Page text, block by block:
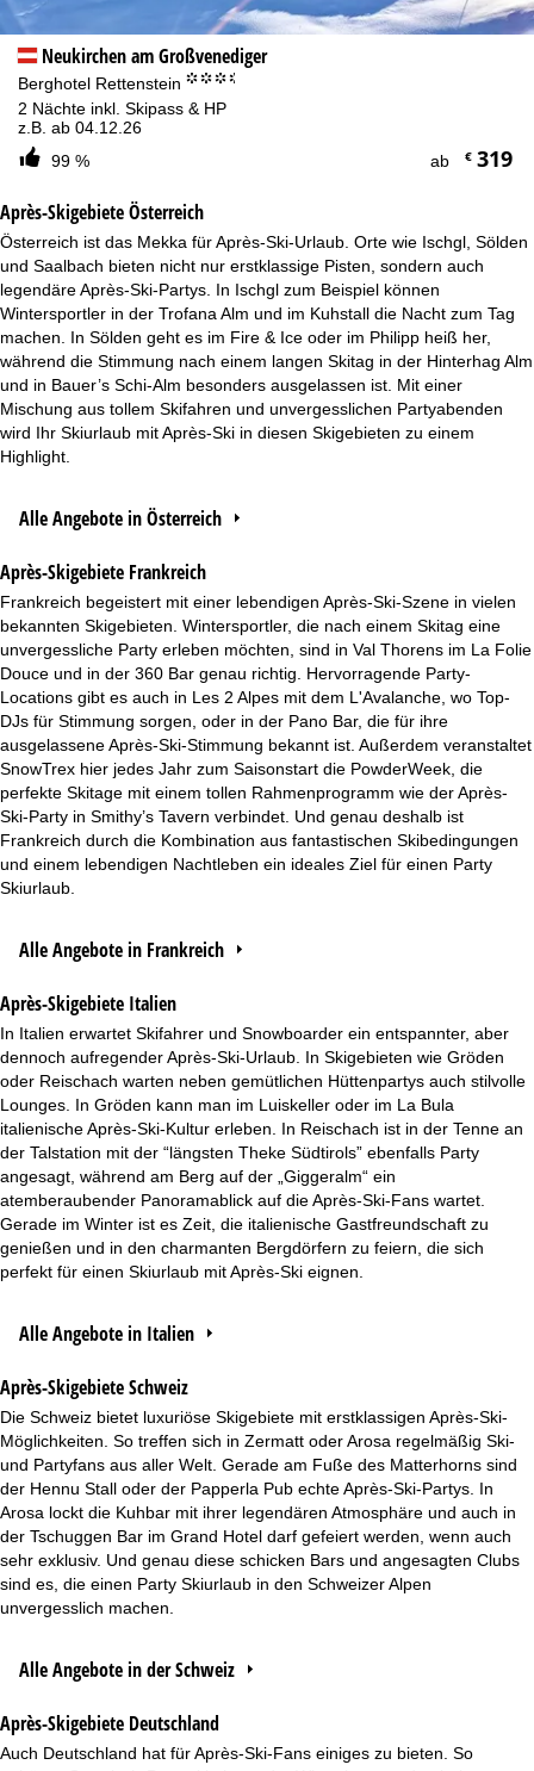
Neukirchen am Großvenediger
Berghotel Rettenstein °°°.
2 Nächte inkl. Skipass & HP
z.B. ab 04.12.26
99 %
ab €319
Après-Skigebiete Österreich
Österreich ist das Mekka für Après-Ski-Urlaub. Orte wie Ischgl, Sölden
und Saalbach bieten nicht nur erstklassige Pisten, sondern auch
legendäre Après-Ski-Partys. In Ischgl zum Beispiel können
Wintersportler in der Trofana Alm und im Kuhstall die Nacht zum Tag
machen. In Sölden geht es im Fire & Ice oder im Philipp heiß her,
während die Stimmung nach einem langen Skitag in der Hinterhag Alm
und in Bauer’s Schi-Alm besonders ausgelassen ist. Mit einer
Mischung aus tollem Skifahren und unvergesslichen Partyabenden
wird Ihr Skiurlaub mit Après-Ski in diesen Skigebieten zu einem
Highlight.
Alle Angebote in Österreich
Après-Skigebiete Frankreich
Frankreich begeistert mit einer lebendigen Après-Ski-Szene in vielen
bekannten Skigebieten. Wintersportler, die nach einem Skitag eine
unvergessliche Party erleben möchten, sind in Val Thorens im La Folie
Douce und in der 360 Bar genau richtig. Hervorragende Party-
Locations gibt es auch in Les 2 Alpes mit dem L'Avalanche, wo Top-
DJs für Stimmung sorgen, oder in der Pano Bar, die für ihre
ausgelassene Après-Ski-Stimmung bekannt ist. Außerdem veranstaltet
SnowTrex hier jedes Jahr zum Saisonstart die PowderWeek, die
perfekte Skitage mit einem tollen Rahmenprogramm wie der Après-
Ski-Party in Smithy’s Tavern verbindet. Und genau deshalb ist
Frankreich durch die Kombination aus fantastischen Skibedingungen
und einem lebendigen Nachtleben ein ideales Ziel für einen Party
Skiurlaub.
Alle Angebote in Frankreich
Après-Skigebiete Italien
In Italien erwartet Skifahrer und Snowboarder ein entspannter, aber
dennoch aufregender Après-Ski-Urlaub. In Skigebieten wie Gröden
oder Reischach warten neben gemütlichen Hüttenpartys auch stilvolle
Lounges. In Gröden kann man im Luiskeller oder im La Bula
italienische Après-Ski-Kultur erleben. In Reischach ist in der Tenne an
der Talstation mit der “längsten Theke Südtirols” ebenfalls Party
angesagt, während am Berg auf der „Giggeralm“ ein
atemberaubender Panoramablick auf die Après-Ski-Fans wartet.
Gerade im Winter ist es Zeit, die italienische Gastfreundschaft zu
genießen und in den charmanten Bergdörfern zu feiern, die sich
perfekt für einen Skiurlaub mit Après-Ski eignen.
Alle Angebote in Italien
Après-Skigebiete Schweiz
Die Schweiz bietet luxuriöse Skigebiete mit erstklassigen Après-Ski-
Möglichkeiten. So treffen sich in Zermatt oder Arosa regelmäßig Ski-
und Partyfans aus aller Welt. Gerade am Fuße des Matterhorns sind
der Hennu Stall oder der Papperla Pub echte Après-Ski-Partys. In
Arosa lockt die Kuhbar mit ihrer legendären Atmosphäre und auch in
der Tschuggen Bar im Grand Hotel darf gefeiert werden, wenn auch
sehr exklusiv. Und genau diese schicken Bars und angesagten Clubs
sind es, die einen Party Skiurlaub in den Schweizer Alpen
unvergesslich machen.
Alle Angebote in der Schweiz
Après-Skigebiete Deutschland
Auch Deutschland hat für Après-Ski-Fans einiges zu bieten. So